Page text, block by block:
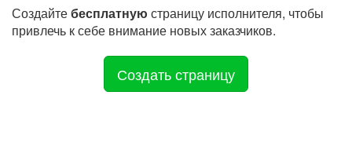
Создайтебесплатную страницу исполнителя, чтобы
привлечь к себе внимание новых заказчиков.
Создать страницу